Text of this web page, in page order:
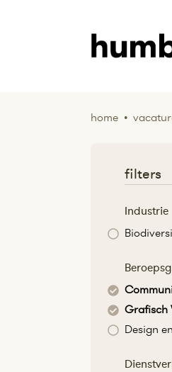
home •
filters
Industrie
Grafisch
Design